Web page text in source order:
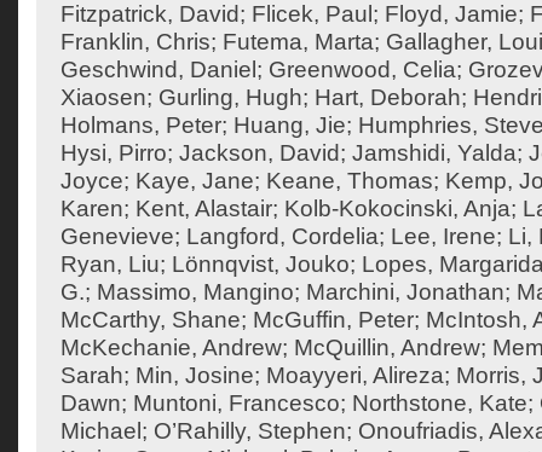
Fitzpatrick, David; Flicek, Paul ; Floyd, Jamie;
Franklin, Chris; Futema, Marta; Gallagher,
Geschwind, Daniel ; Greenwood, Celia;
Xiaosen; Gurling, Hugh; Hart, Deborah;
Holmans, Peter; Huang, Jie; Humphries,
Hysi, Pirro; Jackson, David; Jamshidi, Yalda;
Joyce; Kaye, Jane; Keane, Thomas; Kemp,
Karen; Kent, Alastair; Kolb-Kokocinski, Anja;
Genevieve; Langford, Cordelia; Lee, Irene; Li,
Ryan, Liu; Lönnqvist, Jouko; Lopes,
G.; Massimo, Mangino; Marchini, Jonathan;
McCarthy, Shane; McGuffin, Peter; McIntosh,
McKechanie, Andrew; McQuillin, Andrew;
Sarah; Min, Josine; Moayyeri, Alireza; Morris,
Dawn; Muntoni, Francesco; Northstone, Kate;
Michael ; O’Rahilly, Stephen; Onoufriadis,